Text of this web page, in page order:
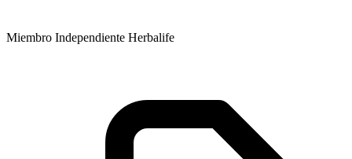
Miembro Independiente Herbalife